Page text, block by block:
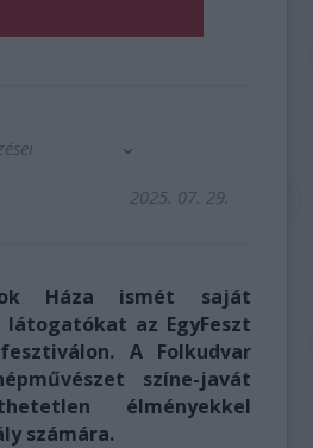
2025. 07. 29.
Háza ismét saját
az EgyFeszt
A Folkudvar
színe-javát
élményekkel
számára.